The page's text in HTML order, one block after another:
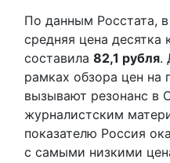
По данным Росстата,
средняя цена
составила 82,1 рубля.
рамках обзора цен на
вызывают резонанс в
журналистским
показателю Россия
с самыми низкими